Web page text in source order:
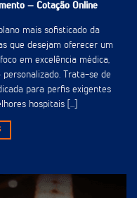
– Cotação Online
mais sofisticado da
que desejam oferecer um
em excelência médica,
Trata-se de
para perfis exigentes
hospitais [...]